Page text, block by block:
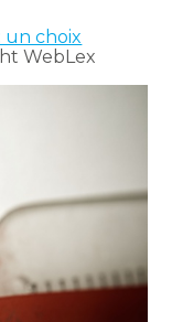
un choix
WebLex